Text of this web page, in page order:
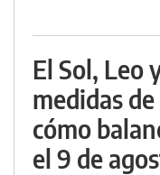
El Sol, Leo
medidas
cómo
el 9 de